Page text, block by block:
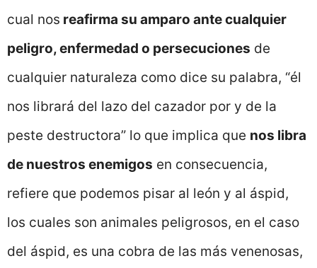
cual nos reafirma su amparo ante cualquier
peligro, enfermedad o persecuciones de
cualquier naturaleza como dice su palabra, “él
nos librará del lazo del cazador por y de la
peste destructora” lo que implica que nos libra
de nuestros enemigos en consecuencia,
refiere que podemos pisar al león y al áspid,
los cuales son animales peligrosos, en el caso
del áspid, es una cobra de las más venenosas,